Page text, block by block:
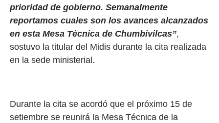
prioridad de gobierno. Semanalmente
reportamos cuales son los avances alcanzados
en esta Mesa Técnica de Chumbivilcas”,
sostuvo la titular del Midis durante la cita realizada
en la sede ministerial.
Durante la cita se acordó que el próximo 15 de
setiembre se reunirá la Mesa Técnica de la